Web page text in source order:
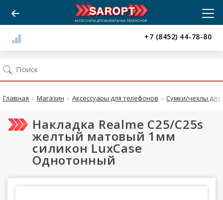
+7 (8452) 44-78-80
Главная Магазин Аксессуары для телефонов Сумки/чехлы для
Накладка Realme C25/C25s
желтый матовый 1мм
силикон LuxCase
Однотонный